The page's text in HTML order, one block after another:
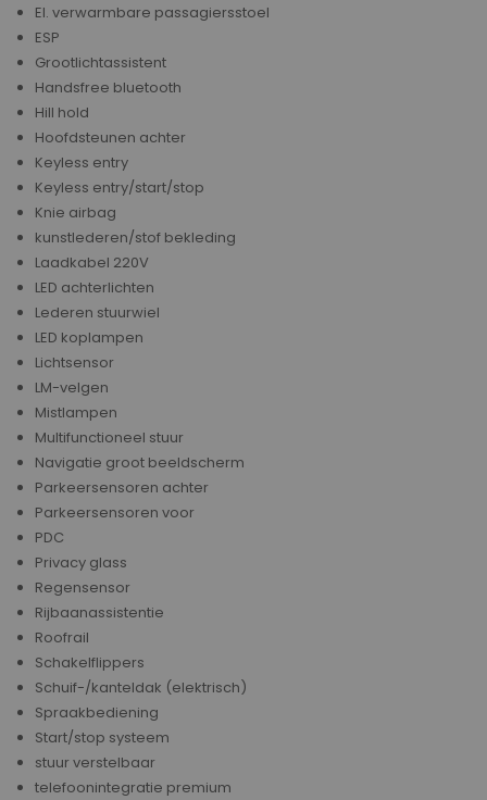
El. verwarmbare passagiersstoel
ESP
Grootlichtassistent
Handsfree bluetooth
Hill hold
Hoofdsteunen achter
Keyless entry
Keyless entry/start/stop
Knie airbag
kunstlederen/stof bekleding
Laadkabel 220V
LED achterlichten
Lederen stuurwiel
LED koplampen
Lichtsensor
LM-velgen
Mistlampen
Multifunctioneel stuur
Navigatie groot beeldscherm
Parkeersensoren achter
Parkeersensoren voor
PDC
Privacy glass
Regensensor
Rijbaanassistentie
Roofrail
Schakelflippers
Schuif-/kanteldak (elektrisch)
Spraakbediening
Start/stop systeem
stuur verstelbaar
telefoonintegratie premium